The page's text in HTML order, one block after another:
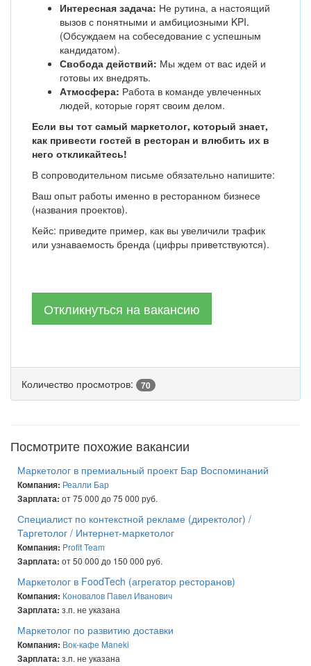
Интересная задача: Не рутина, а настоящий
вызов с понятными и амбициозными KPI.
(Обсуждаем на собеседование с успешным
кандидатом).
Свобода действий: Мы ждем от вас идей и
готовы их внедрять.
Атмосфера: Работа в команде увлеченных
людей, которые горят своим делом.
Если вы тот самый маркетолог, который знает,
как привести гостей в ресторан и влюбить их в
него откликайтесь!
В сопроводительном письме обязательно напишите:
Ваш опыт работы именно в ресторанном бизнесе
(названия проектов).
Кейс: приведите пример, как вы увеличили трафик
или узнаваемость бренда (цифры приветствуются).
Откликнуться на вакансию
Количество просмотров: 70
Посмотрите похожие вакансии
Маркетолог в премиальный проект Бар Воспоминаний
Компания: Реалли Бар
Зарплата: от 75 000 до 75 000 руб.
Специалист по контекстной рекламе (директолог) /
Таргетолог / Интернет-маркетолог
Компания: Profit Team
Зарплата: от 50 000 до 150 000 руб.
Маркетолог в FoodTech (агрегатор ресторанов)
Компания: Коновалов Павел Иванович
Зарплата: з.п. не указана
Маркетолог по развитию доставки
Компания: Вок-кафе Maneki
Зарплата: з.п. не указана